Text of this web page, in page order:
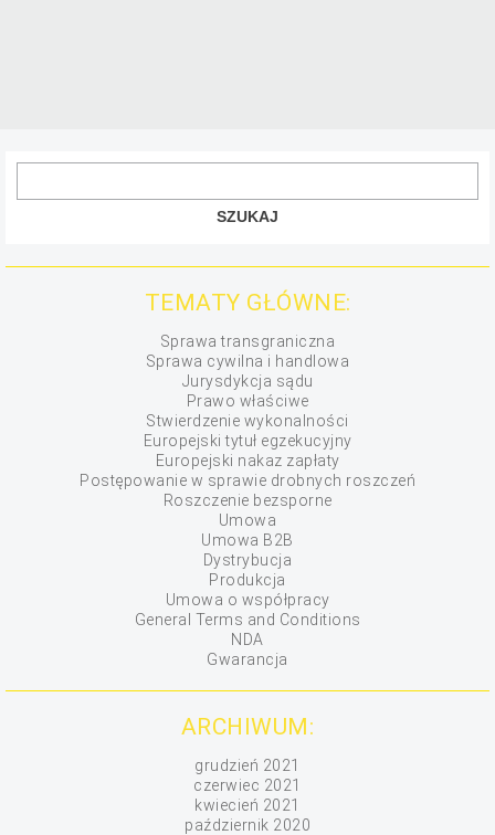
TEMATY GŁÓWNE:
Sprawa transgraniczna
Sprawa cywilna i handlowa
Jurysdykcja sądu
Prawo właściwe
Stwierdzenie wykonalności
Europejski tytuł egzekucyjny
Europejski nakaz zapłaty
Postępowanie w sprawie drobnych roszczeń
Roszczenie bezsporne
Umowa
Umowa B2B
Dystrybucja
Produkcja
Umowa o współpracy
General Terms and Conditions
NDA
Gwarancja
ARCHIWUM:
grudzień 2021
czerwiec 2021
kwiecień 2021
październik 2020